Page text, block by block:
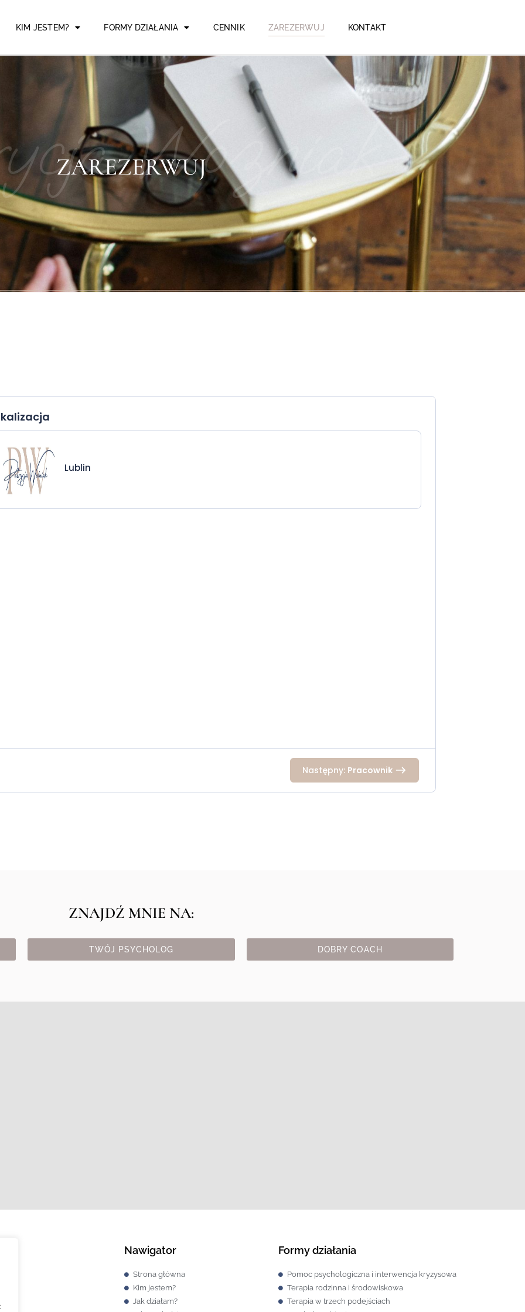
KIM JESTEM? FORMY DZIAŁANIA CENNIK ZAREZERWUJ KONTAKT
ZAREZERWUJ
Woźniak
Lublin
Następny: Pracownik
ZNAJDŹ MNIE NA:
TWÓJ PSYCHOLOG DOBRY COACH
Nawigator
Strona główna
Kim jestem?
Jak działam?
Formy działania
Pomoc psychologiczna i interwencja kryzysowa
Terapia rodzinna i środowiskowa
Terapia w trzech podejściach